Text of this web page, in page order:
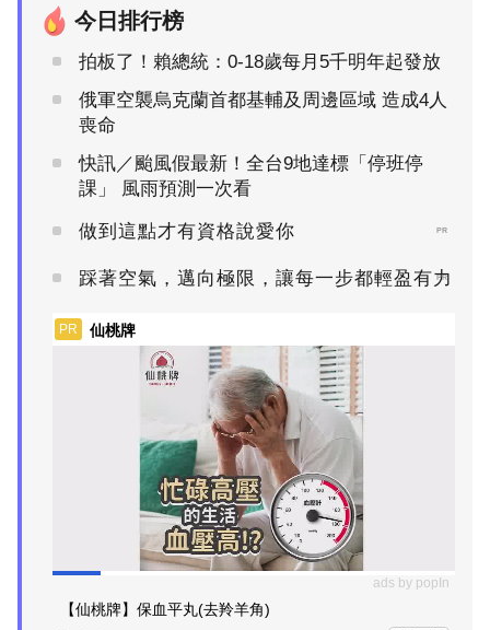
今日排行榜
拍板了！賴總統：0-18歲每月5千明年起發放
俄軍空襲烏克蘭首都基輔及周邊區域 造成4人
喪命
快訊／颱風假最新！全台9地達標「停班停
課」 風雨預測一次看
做到這點才有資格說愛你 PR
踩著空氣，邁向極限，讓每一步都輕盈有力
PR
PR 仙桃牌
ads by popIn
【仙桃牌】保血平丸(去羚羊角)